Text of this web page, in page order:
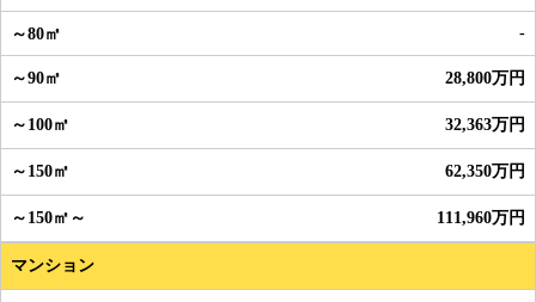
-
28,800万円
32,363万円
62,350万円
111,960万円
マンション